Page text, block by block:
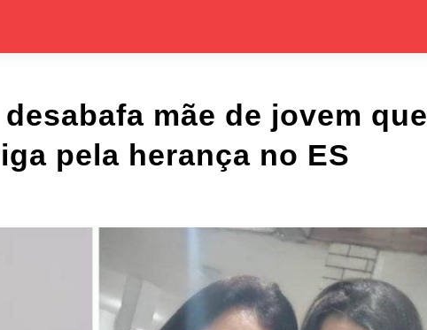
mãe de jovem que
pela herança no ES